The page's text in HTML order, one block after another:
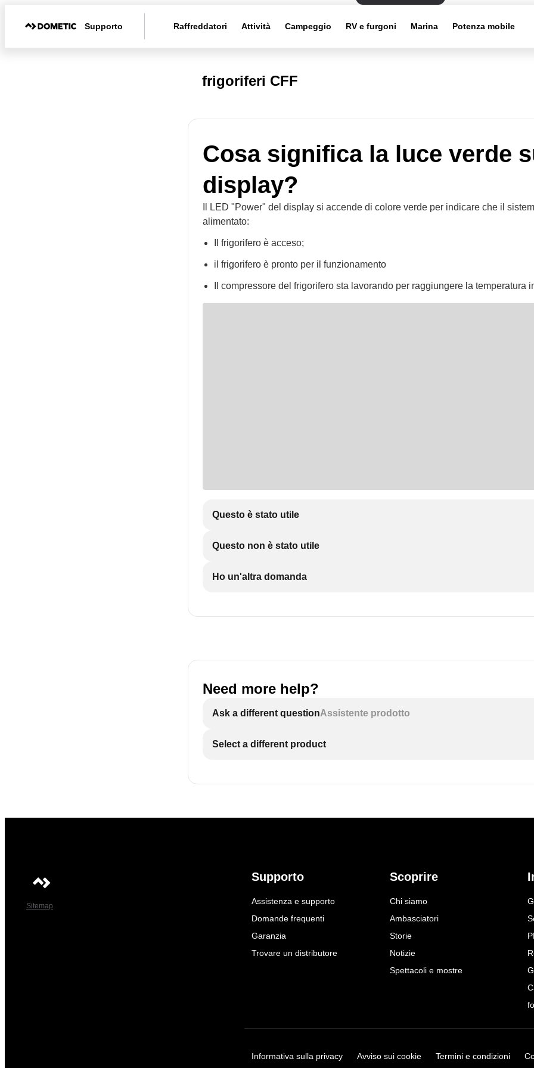
Supporto Raffreddatori Attività Campeggio RV e furgoni Marina Potenza mobile
frigoriferi CFF
Cosa significa la luce verde
display?
Il LED "Power" del display si accende di colore verde per indicare che il
alimentato:
Il frigorifero è acceso;
il frigorifero è pronto per il funzionamento
Il compressore del frigorifero sta lavorando per raggiungere la temperatura
Questo è stato utile
Questo non è stato utile
Ho un'altra domanda
Need more help?
Ask a different questionAssistente prodotto
Select a different product
Sitemap
Supporto
Assistenza e supporto
Domande frequenti
Garanzia
Trovare un distributore
Scoprire
Chi siamo
Ambasciatori
Storie
Notizie
Spettacoli e mostre
Informativa sulla privacy Avviso sui cookie Termini e condizioni